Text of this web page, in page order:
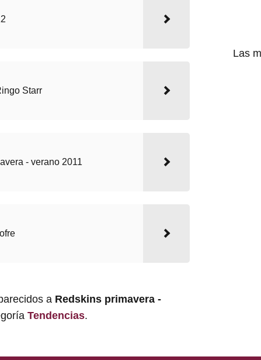
Starr
- verano 2011
a Redskins primavera -
Tendencias.
Las